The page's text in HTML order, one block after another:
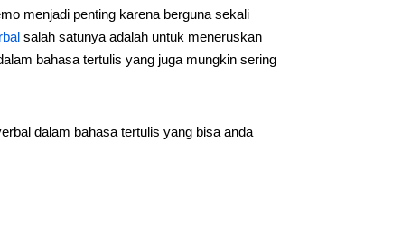
menjadi penting karena berguna sekali
salah satunya adalah untuk meneruskan
bahasa tertulis yang juga mungkin sering
dalam bahasa tertulis yang bisa anda